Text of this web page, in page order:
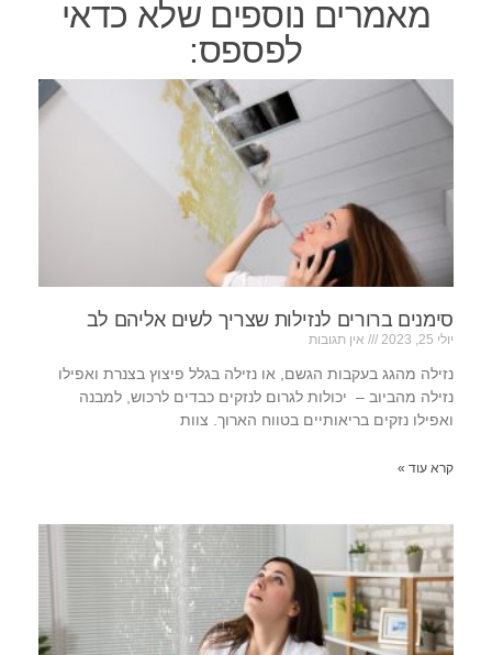
מאמרים נוספים שלא כדאי
לפספס:
סימנים ברורים לנזילות שצריך לשים אליהם לב
יולי 25, 2023 אין תגובות
נזילה מהגג בעקבות הגשם, או נזילה בגלל פיצוץ בצנרת ואפילו
נזילה מהביוב – יכולות לגרום לנזקים כבדים לרכוש, למבנה
ואפילו נזקים בריאותיים בטווח הארוך. צוות
קרא עוד »